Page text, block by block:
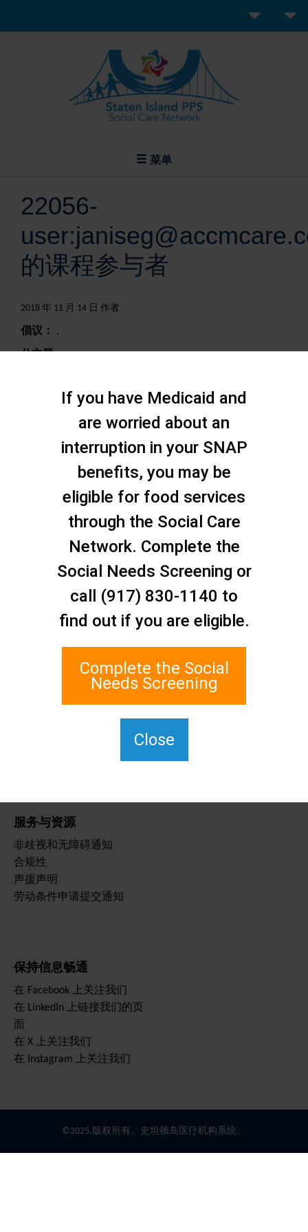
菜单
22056-
的课程参与者
2018 年 11 月 14 日 作者
倡议： ,
分主题：,
联系我们
1 Edgewater Plaza, Suite 700
纽约州斯塔顿岛 10305
服务与资源
非歧视和无障碍通知
合规性
声援声明
劳动条件申请提交通知
保持信息畅通
在 Facebook 上关注我们
在 LinkedIn 上链接我们的页
面
在 X 上关注我们
在 Instagram 上关注我们
©2025.版权所有。史坦顿岛医疗机构系统。
If you have Medicaid and
are worried about an
interruption in your SNAP
benefits, you may be
eligible for food services
through the Social Care
Network. Complete the
Social Needs Screening or
call (917) 830-1140 to
find out if you are eligible.
Complete the Social
Needs Screening
Close